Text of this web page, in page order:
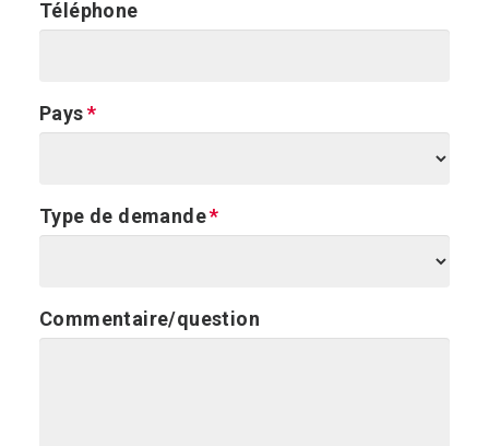
Téléphone
Pays
Type de demande
Commentaire/question